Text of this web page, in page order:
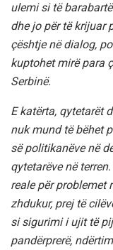
ulemi si të
dhe jo për të krijuar
çështje në dialog,
kuptohet mirë para
Serbinë.
E katërta, qytetarët
nuk mund të bëhet
së politikanëve në
qytetarëve në
reale për problemet
zhdukur, prej të
si sigurimi i ujit të
pandërprerë,